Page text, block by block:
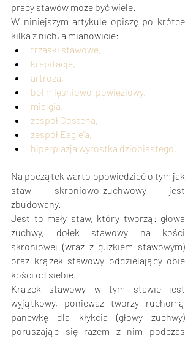
pracy stawów może być wiele.
W niniejszym artykule opiszę po krótce
kilka z nich, a mianowicie:
trzaski stawowe,
krepitacje,
artroza,
ból mięśniowo-powięziowy,
mialgia,
zespół Costena,
zespół Eagle'a,
hiperplazja wyrostka dziobiastego.
Na początek warto opowiedzieć o tym jak
staw skroniowo-żuchwowy jest
zbudowany.
Jest to mały staw, który tworzą: głowa
żuchwy, dołek stawowy na kości
skroniowej (wraz z guzkiem stawowym)
oraz krążek stawowy oddzielający obie
kości od siebie.
Krążek stawowy w tym stawie jest
wyjątkowy, ponieważ tworzy ruchomą
panewkę dla kłykcia (głowy żuchwy)
poruszając się razem z nim podczas